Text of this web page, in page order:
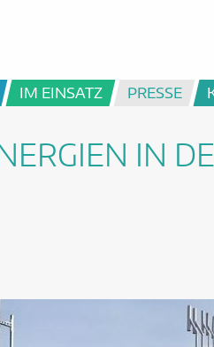
IM EINSATZ PRESSE
IN